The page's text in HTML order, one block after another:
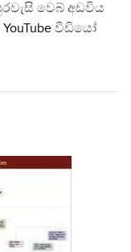
වෙබ් අඩවිය
YouTube වීඩියෝ